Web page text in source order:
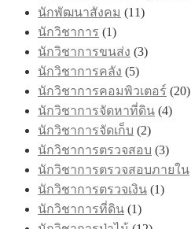
นักพัฒนาสังคม (11)
นักวิชาการ (1)
นักวิชาการขนส่ง (3)
นักวิชาการคลัง (5)
นักวิชาการคอมพิวเตอร์ (20)
นักวิชาการจัดหาที่ดิน (4)
นักวิชาการจัดเก็บ (2)
นักวิชาการตรวจสอบ (3)
นักวิชาการตรวจสอบภายใน
นักวิชาการตรวจเงิน (1)
นักวิชาการที่ดิน (1)